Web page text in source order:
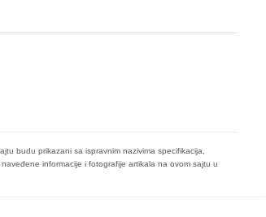
budu prikazani sa ispravnim nazivima specifikacija,
informacije i fotografije artikala na ovom sajtu u